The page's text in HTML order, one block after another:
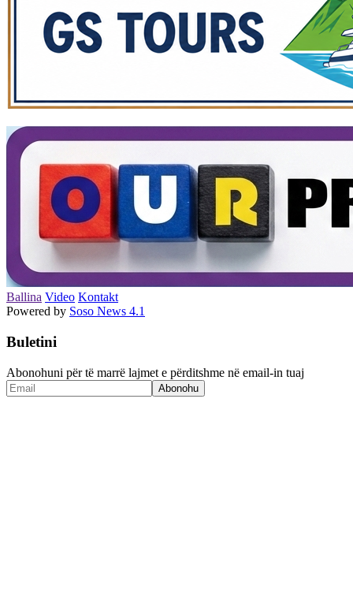
Ballina Video Kontakt
Powered by Soso News 4.1
Buletini
Abonohuni për të marrë lajmet e përditshme në email-in tuaj
Abonohu